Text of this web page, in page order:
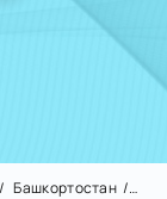
Башкортостан